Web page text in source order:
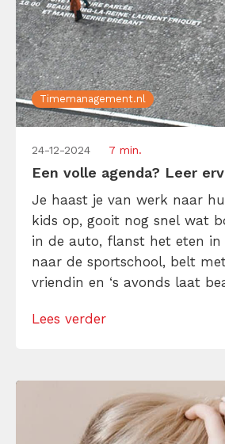
Timemanagement.nl
24-12-2024 7 min.
Een volle agenda? Leer
Je haast je van werk naar
kids op, gooit nog snel wat
in de auto, flanst het eten in
naar de sportschool, belt
vriendin en ‘s avonds laat
al de hele dag op je scherm
Lees verder